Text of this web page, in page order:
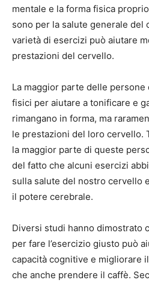
mentale e la forma fisica
sono per la salute generale del
varietà di esercizi può aiutare
prestazioni del cervello.
La maggior parte delle
fisici per aiutare a tonificare e
rimangano in forma, ma
le prestazioni del loro cervello.
la maggior parte di queste
del fatto che alcuni esercizi
sulla salute del nostro cervello
il potere cerebrale.
Diversi studi hanno dimostrato
per fare l’esercizio giusto può
capacità cognitive e migliorare
che anche prendere il caffè.